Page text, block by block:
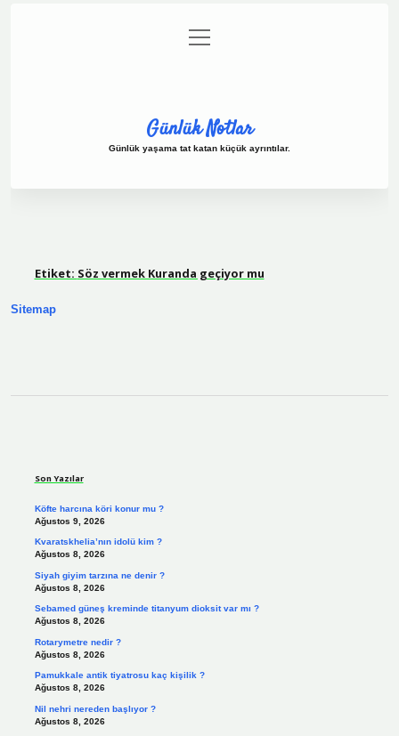
Gizlilik Politikası
menüyü
aç
Günlük Notlar
Günlük yaşama tat katan küçük ayrıntılar.
Etiket: Söz vermek Kuranda geçiyor mu
Sitemap
Son Yazılar
Köfte harcına köri konur mu ?
Ağustos 9, 2026
Kvaratskhelia’nın idolü kim ?
Ağustos 8, 2026
Siyah giyim tarzına ne denir ?
Ağustos 8, 2026
Sebamed güneş kreminde titanyum dioksit var mı ?
Ağustos 8, 2026
Rotarymetre nedir ?
Ağustos 8, 2026
Pamukkale antik tiyatrosu kaç kişilik ?
Ağustos 8, 2026
Nil nehri nereden başlıyor ?
Ağustos 8, 2026